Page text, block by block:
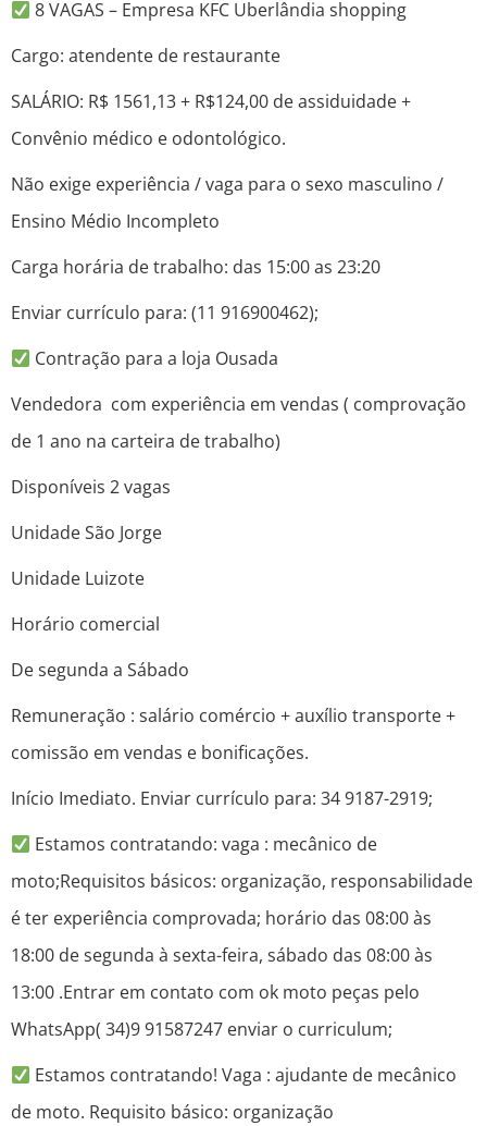
8 VAGAS – Empresa KFC Uberlândia shopping
Cargo: atendente de restaurante
SALÁRIO: R$ 1561,13 + R$124,00 de assiduidade +
Convênio médico e odontológico.
Não exige experiência / vaga para o sexo masculino /
Ensino Médio Incompleto
Carga horária de trabalho: das 15:00 as 23:20
Enviar currículo para: (11 916900462);
Contração para a loja Ousada
Vendedora com experiência em vendas ( comprovação
de 1 ano na carteira de trabalho)
Disponíveis 2 vagas
Unidade São Jorge
Unidade Luizote
Horário comercial
De segunda a Sábado
Remuneração : salário comércio + auxílio transporte +
comissão em vendas e bonificações.
Início Imediato. Enviar currículo para: 34 9187-2919;
Estamos contratando: vaga : mecânico de
moto;Requisitos básicos: organização, responsabilidade
é ter experiência comprovada; horário das 08:00 às
18:00 de segunda à sexta-feira, sábado das 08:00 às
13:00 .Entrar em contato com ok moto peças pelo
WhatsApp( 34)9 91587247 enviar o curriculum;
Estamos contratando! Vaga : ajudante de mecânico
de moto. Requisito básico: organização